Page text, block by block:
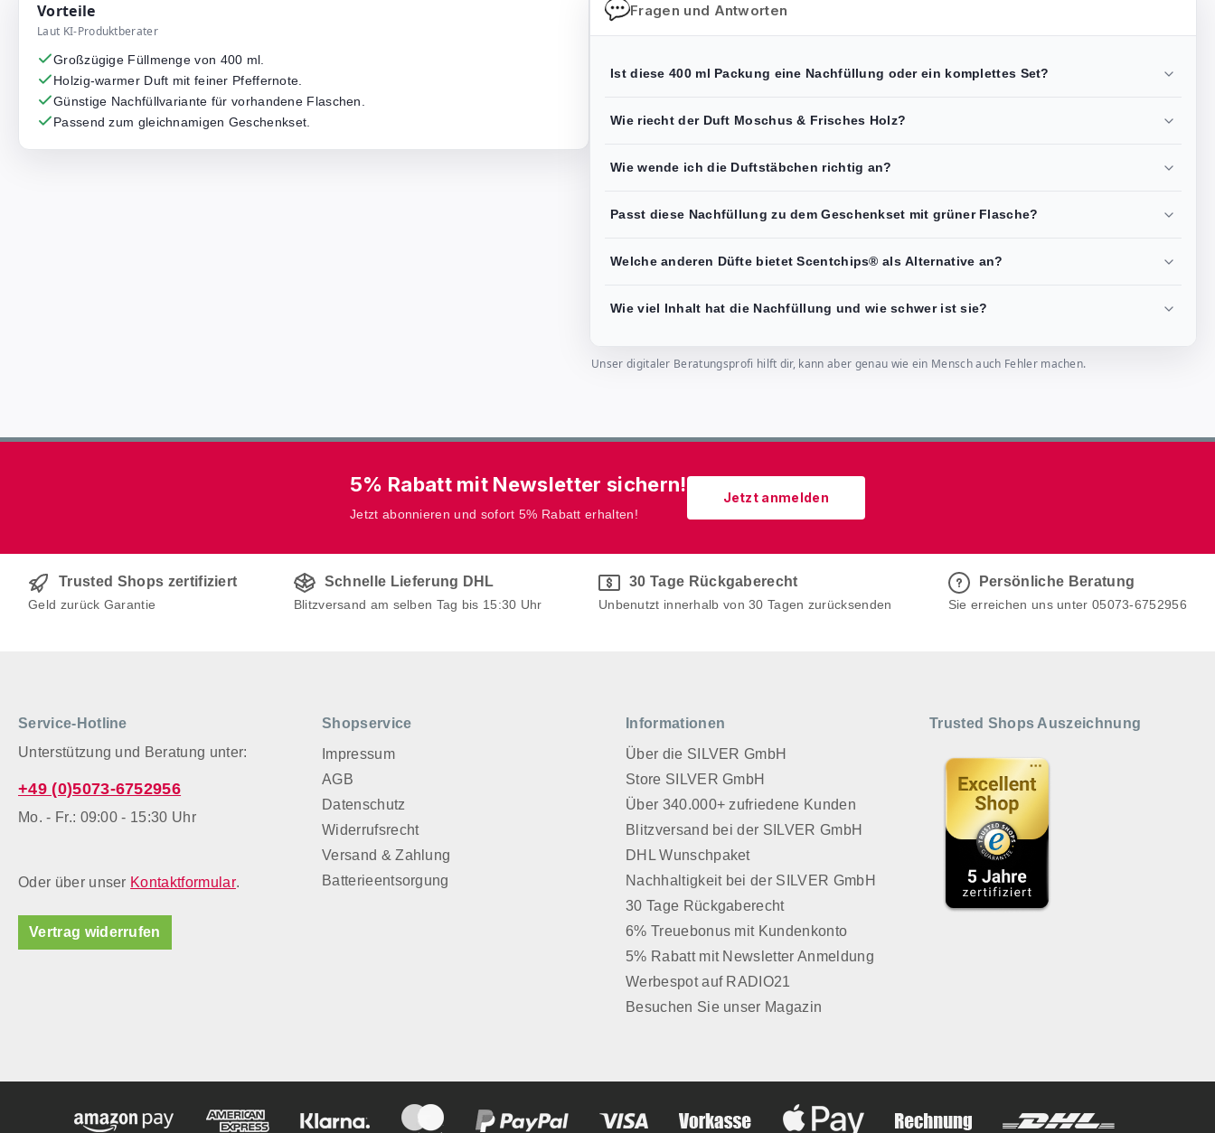
Vorteile
Laut KI-Produktberater
Großzügige Füllmenge von 400 ml.
Holzig-warmer Duft mit feiner Pfeffernote.
Günstige Nachfüllvariante für vorhandene Flaschen.
Passend zum gleichnamigen Geschenkset.
Fragen und Antworten
Ist diese 400 ml Packung eine Nachfüllung oder ein komplettes Set?
Wie riecht der Duft Moschus & Frisches Holz?
Wie wende ich die Duftstäbchen richtig an?
Passt diese Nachfüllung zu dem Geschenkset mit grüner Flasche?
Welche anderen Düfte bietet Scentchips® als Alternative an?
Wie viel Inhalt hat die Nachfüllung und wie schwer ist sie?
Unser digitaler Beratungsprofi hilft dir, kann aber genau wie ein Mensch auch Fehler machen.
5% Rabatt mit Newsletter sichern!
Jetzt abonnieren und sofort 5% Rabatt erhalten!
Jetzt anmelden
Trusted Shops zertifiziert
Geld zurück Garantie
Schnelle Lieferung DHL
Blitzversand am selben Tag bis 15:30 Uhr
30 Tage Rückgaberecht
Unbenutzt innerhalb von 30 Tagen zurücksenden
Persönliche Beratung
Sie erreichen uns unter 05073-6752956
Service-Hotline
Unterstützung und Beratung unter:
+49 (0)5073-6752956
Mo. - Fr.: 09:00 - 15:30 Uhr
Oder über unser Kontaktformular.
Vertrag widerrufen
Shopservice
Impressum
AGB
Datenschutz
Widerrufsrecht
Versand & Zahlung
Batterieentsorgung
Informationen
Über die SILVER GmbH
Store SILVER GmbH
Über 340.000+ zufriedene Kunden
Blitzversand bei der SILVER GmbH
DHL Wunschpaket
Nachhaltigkeit bei der SILVER GmbH
30 Tage Rückgaberecht
6% Treuebonus mit Kundenkonto
5% Rabatt mit Newsletter Anmeldung
Werbespot auf RADIO21
Besuchen Sie unser Magazin
Trusted Shops Auszeichnung